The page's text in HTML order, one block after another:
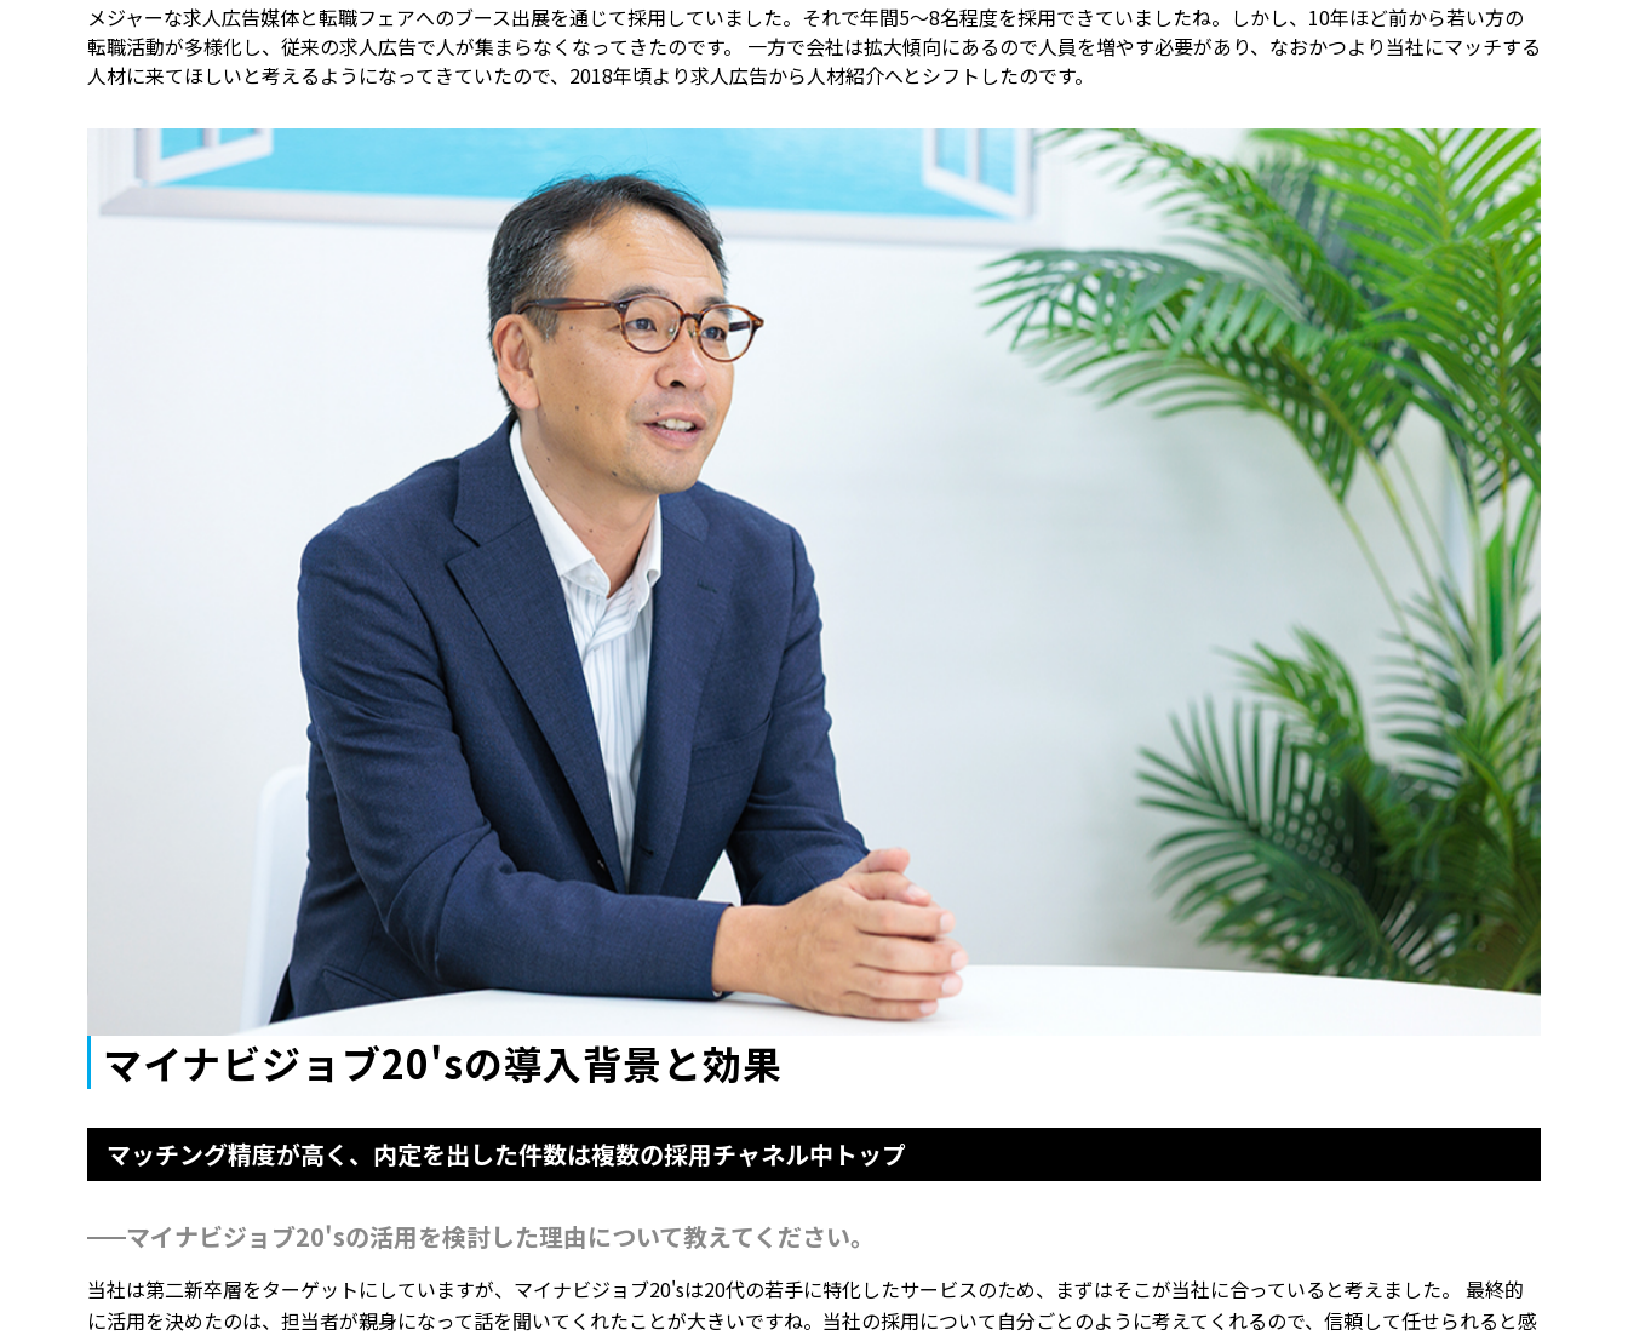
メジャーな求人広告媒体と転職フェアへのブース出展を通じて採用していました。それで年間5～8名程度を採用できていましたね。しかし、10年ほど前から若い方の
転職活動が多様化し、従来の求人広告で人が集まらなくなってきたのです。 一方で会社は拡大傾向にあるので人員を増やす必要があり、なおかつより当社にマッチする
人材に来てほしいと考えるようになってきていたので、2018年頃より求人広告から人材紹介へとシフトしたのです。
マイナビジョブ20'sの導入背景と効果
マッチング精度が高く、内定を出した件数は複数の採用チャネル中トップ
マイナビジョブ20'sの活用を検討した理由について教えてください。
当社は第二新卒層をターゲットにしていますが、マイナビジョブ20'sは20代の若手に特化したサービスのため、まずはそこが当社に合っていると考えました。 最終的
に活用を決めたのは、担当者が親身になって話を聞いてくれたことが大きいですね。当社の採用について自分ごとのように考えてくれるので、信頼して任せられると感